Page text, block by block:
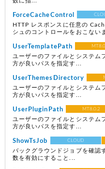
ForceCacheControl
HTTP レスポンスに任意の
シュのコントロールをおこない
UserTemplatePath
ユーザーのファイルとシステム
方が良いパスを指定す...
UserThemesDirectory
ユーザーのファイルとシステム
方が良いパスを指定す...
UserPluginPath MT8.0.2
ユーザーのファイルとシステム
方が良いパスを指定す...
ShowTsJob CLOUD
バックグラウンドジョブを確認
数を有効にすること...